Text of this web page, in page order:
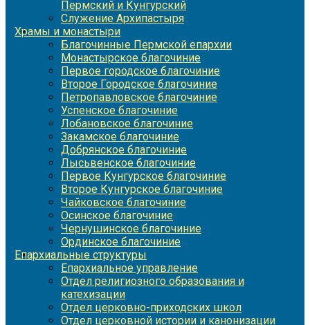
Пермский и Кунгурский
Служение Архипастыря
Храмы и монастыри
Благочинные Пермской епархии
Монастырское благочиние
Первое городское благочиние
Второе Городское благочиние
Петропавловское благочиние
Успенское благочиние
Лобановское благочиние
Закамское благочиние
Добрянское благочиние
Лысьвенское благочиние
Первое Кунгурское благочиние
Второе Кунгурское благочиние
Чайковское благочиние
Осинское благочиние
Чернушинское благочиние
Ординское благочиние
Епархиальные структуры
Епархиальное управление
Отдел религиозного образования и
катехизации
Отдел церковно-приходских школ
Отдел церковной истории и канонизации